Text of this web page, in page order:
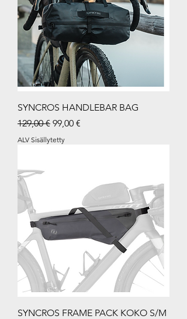
SYNCROS HANDLEBAR BAG
Normaali hinta
129,00 € Alehinta
99,00 €
ALV Sisällytetty
SYNCROS FRAME PACK KOKO S/M